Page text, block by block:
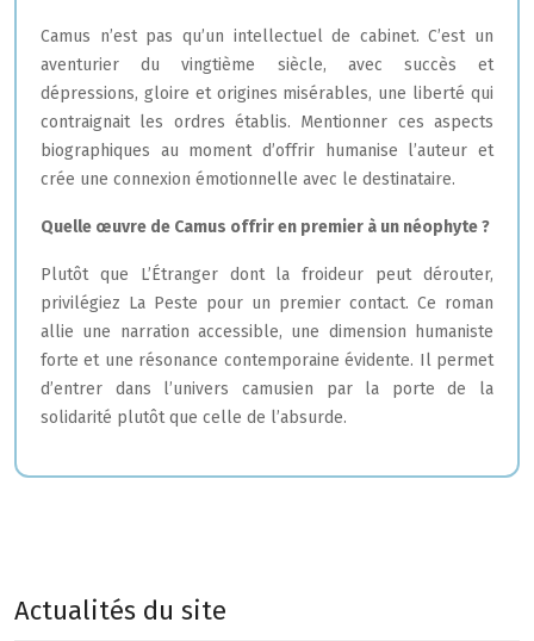
Camus n’est pas qu’un intellectuel de cabinet. C’est un
aventurier du vingtième siècle, avec succès et
dépressions, gloire et origines misérables, une liberté qui
contraignait les ordres établis. Mentionner ces aspects
biographiques au moment d’offrir humanise l’auteur et
crée une connexion émotionnelle avec le destinataire.
Quelle œuvre de Camus offrir en premier à un néophyte ?
Plutôt que L’Étranger dont la froideur peut dérouter,
privilégiez La Peste pour un premier contact. Ce roman
allie une narration accessible, une dimension humaniste
forte et une résonance contemporaine évidente. Il permet
d’entrer dans l’univers camusien par la porte de la
solidarité plutôt que celle de l’absurde.
Actualités du site